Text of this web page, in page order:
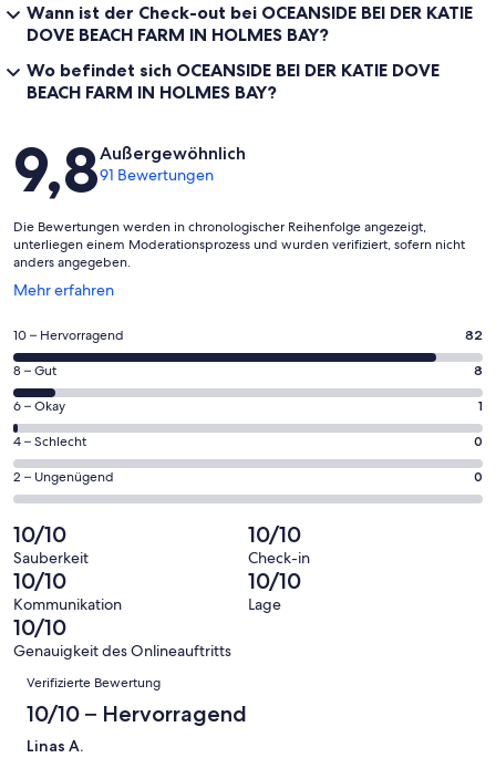
Wann ist der Check-out bei OCEANSIDE BEI DER KATIE
DOVE BEACH FARM IN HOLMES BAY?
Wo befindet sich OCEANSIDE BEI DER KATIE DOVE
BEACH FARM IN HOLMES BAY?
Bewertungen
9,8Außergewöhnlich
91 Bewertungen
Die Bewertungen werden in chronologischer Reihenfolge angezeigt,
unterliegen einem Moderationsprozess und wurden verifiziert, sofern nicht
anders angegeben.
Mehr erfahren
Wird
einem
neuen
Fenster
geöffnet
82
von
insgesamt
91
Gästebewertungen
haben
eine
Bewertung
von
10
-
Hervorragend
10 – Hervorragend 82
8
von
insgesamt
91
Gästebewertungen
haben
Bewertung
von
8
-
Gut
8 – Gut 8
1
von
insgesamt
91
Gästebewertungen
haben
eine
Bewertung
von
6
-
Okay
6 – Okay 1
0
von
insgesamt
Gästebewertungen
haben
eine
Bewertung
von
4
Schlecht
4 – Schlecht 0
0
von
insgesamt
91
Gästebewertungen
haben
eine
Bewertung
Ungenügend
2 – Ungenügend 0
10/10
Sauberkeit
10/10
Check-in
10/10
Kommunikation
10/10
Lage
10/10
Genauigkeit des Onlineauftritts
Bewertungen
Verifizierte Bewertung
10/10 – Hervorragend
Linas A.